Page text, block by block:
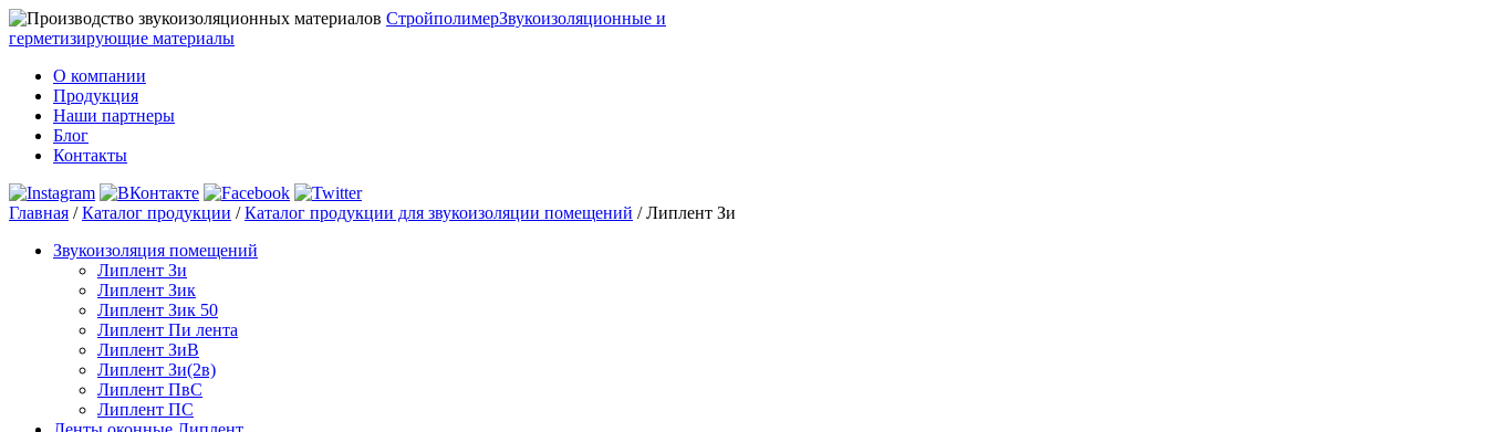
СтройполимерЗвукоизоляционные и
герметизирующие материалы
О компании
Продукция
Наши партнеры
Блог
Контакты
Главная /Каталог продукции /Каталог продукции для звукоизоляции помещений /Липлент Зи
Звукоизоляция помещений
Липлент Зи
Липлент Зик
Липлент Зик 50
Липлент Пи лента
Липлент ЗиВ
Липлент Зи(2в)
Липлент ПвC
Липлент ПС